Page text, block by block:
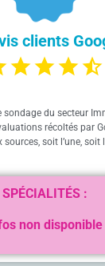
clients
sondage du secteur
récoltés par
soit l’une, soit
SPÉCIALITÉS :
non disponible